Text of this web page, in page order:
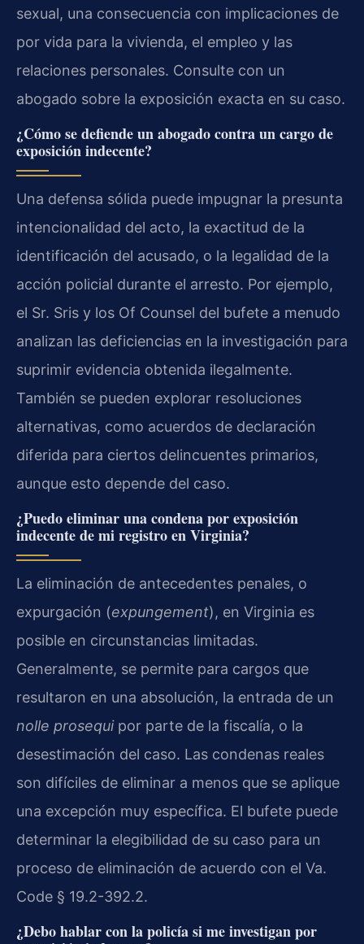
sexual, una consecuencia con implicaciones de
por vida para la vivienda, el empleo y las
relaciones personales. Consulte con un
abogado sobre la exposición exacta en su caso.
¿Cómo se defiende un abogado contra un cargo de
exposición indecente?
Una defensa sólida puede impugnar la presunta
intencionalidad del acto, la exactitud de la
identificación del acusado, o la legalidad de la
acción policial durante el arresto. Por ejemplo,
el Sr. Sris y los Of Counsel del bufete a menudo
analizan las deficiencias en la investigación para
suprimir evidencia obtenida ilegalmente.
También se pueden explorar resoluciones
alternativas, como acuerdos de declaración
diferida para ciertos delincuentes primarios,
aunque esto depende del caso.
¿Puedo eliminar una condena por exposición
indecente de mi registro en Virginia?
La eliminación de antecedentes penales, o
expurgación (expungement), en Virginia es
posible en circunstancias limitadas.
Generalmente, se permite para cargos que
resultaron en una absolución, la entrada de un
nolle prosequipor parte de la fiscalía, o la
desestimación del caso. Las condenas reales
son difíciles de eliminar a menos que se aplique
una excepción muy específica. El bufete puede
determinar la elegibilidad de su caso para un
proceso de eliminación de acuerdo con el Va.
Code § 19.2-392.2.
¿Debo hablar con la policía si me investigan por